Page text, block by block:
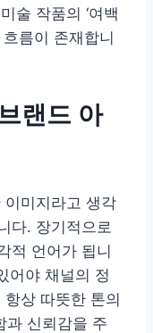
술 작품의 ‘여백
름이 존재합니
랜드 아
미지라고 생각
다. 장기적으로
적 언어가 됩니
어야 채널의 정
상 따뜻한 톤의
과 신뢰감을 주